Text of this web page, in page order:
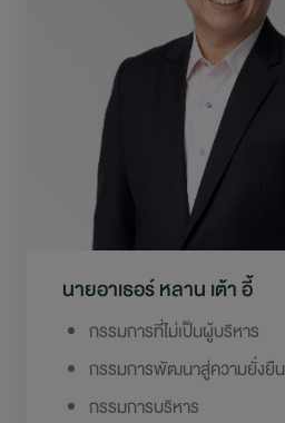
นายอาเธอร์ หลาน เต้า อี้
กรรมการที่ไม่เป็นผู้บริหาร
กรรมการพัฒนาสู่ความยั่งยืน
กรรมการบริหาร